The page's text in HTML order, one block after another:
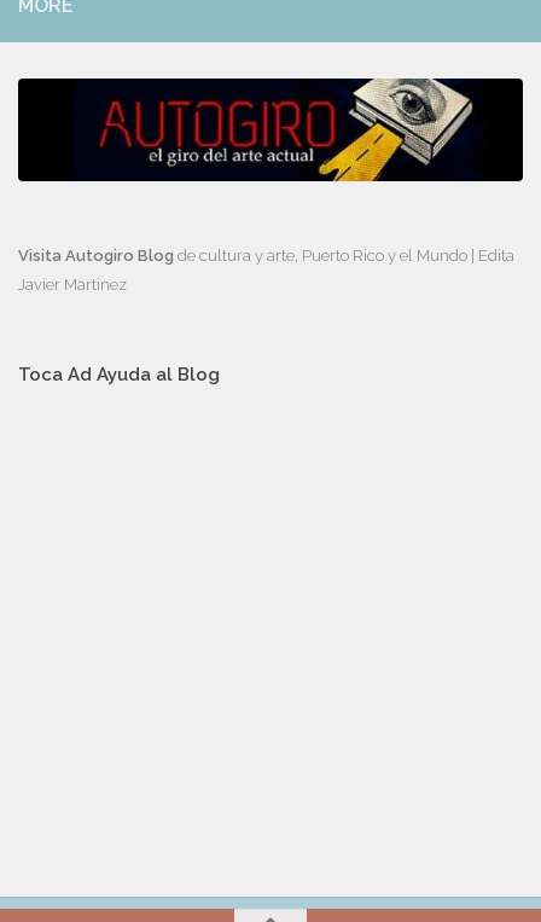
MORE
Visita Autogiro Blog de cultura y arte, Puerto Rico y el Mundo | Edita
Javier Martinez
Toca Ad Ayuda al Blog